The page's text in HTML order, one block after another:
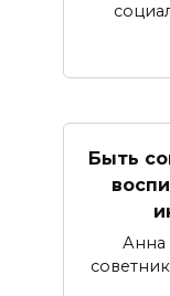
Быть
Анна